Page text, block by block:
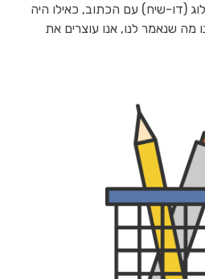
(דו-שיח) עם הכתוב, כאילו היה
מה שנאמר לנו, אנו עוצרים את